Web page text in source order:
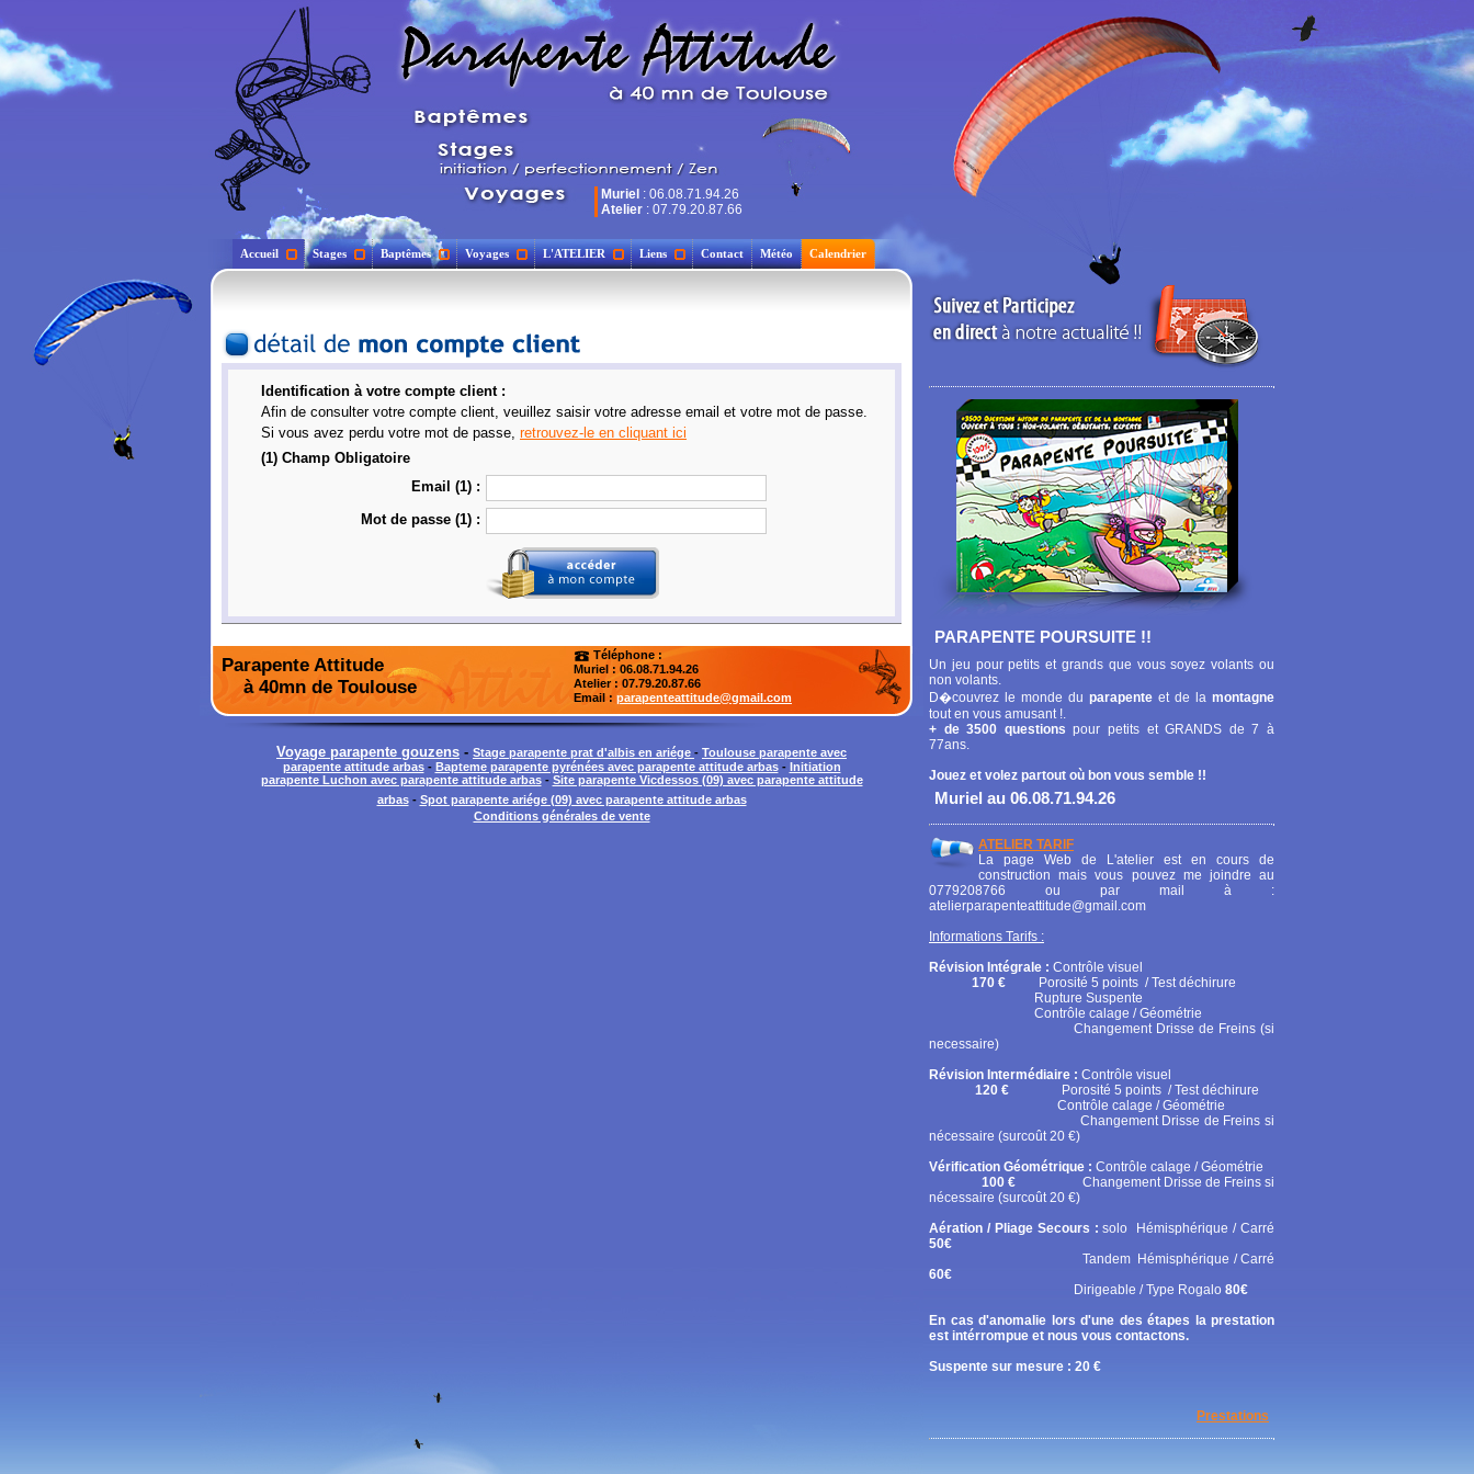
Muriel : 06.08.71.94.26
Atelier : 07.79.20.87.66
Accueil Stages Baptêmes Voyages L'ATELIER Liens Contact Météo Calendrier
Identification à votre compte client :
Afin de consulter votre compte client, veuillez saisir votre adresse email et votre mot de passe.
Si vous avez perdu votre mot de passe, retrouvez-le en cliquant ici
(1) Champ Obligatoire
Email (1) :
Mot de passe (1) :
Parapente Attitude
à 40mn de Toulouse
Téléphone :
Muriel : 06.08.71.94.26
Atelier: 07.79.20.87.66
Email : parapenteattitude@gmail.com
Voyage parapente gouzens - Stage parapente prat d'albis en ariége - Toulouse parapente avec
parapente attitude arbas- Bapteme parapente pyrénées avec parapente attitude arbas- Initiation
parapente Luchon avec parapente attitude arbas- Site parapente Vicdessos (09) avec parapente attitude
arbas- Spot parapente ariége (09) avec parapente attitude arbas
Conditions générales de vente
PARAPENTE POURSUITE !!
Un jeu pour petits et grands que vous soyez volants ou
non volants.
D�couvrez le monde du parapente et de la montagne
tout en vous amusant !.
+ de 3500 questions pour petits et GRANDS de 7 à
77ans.
Jouez et volez partout où bon vous semble !!
Muriel au 06.08.71.94.26
ATELIER TARIF
La page Web de L'atelier est en cours de
construction mais vous pouvez me joindre au
0779208766 ou par mail à :
atelierparapenteattitude@gmail.com
Informations Tarifs :
Révision Intégrale : Contrôle visuel
170 € Porosité 5 points / Test déchirure
Rupture Suspente
Contrôle calage / Géométrie
Changement Drisse de Freins (si
necessaire)
Révision Intermédiaire : Contrôle visuel
120 € Porosité 5 points / Test déchirure
Contrôle calage / Géométrie
Changement Drisse de Freins si
nécessaire (surcoût 20 €)
Vérification Géométrique : Contrôle calage / Géométrie
100 € Changement Drisse de Freins si
nécessaire (surcoût 20 €)
Aération / Pliage Secours :solo
Hémisphérique / Carré
50€
Tandem Hémisphérique / Carré
60€
Dirigeable / Type Rogalo 80€
En cas d'anomalie lors d'une des étapes la prestation
est intérrompue et nous vous contactons.
Suspente sur mesure : 20 €
Prestations